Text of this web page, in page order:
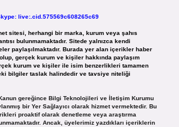
live:.cid.575569c608265c69
sitesi, herhangi bir marka, kurum veya şahıs
bulunmamaktadır. Sitede yalnızca kendi
paylaşılmaktadır. Burada yer alan içerikler haber
gerçek kurum ve kişiler hakkında paylaşım
kurum ve kişiler ile isim benzerlikleri tamamen
bilgiler taslak halindedir ve tavsiye niteliği
gereğince Bilgi Teknolojileri ve İletişim Kurumu
bir Yer Sağlayıcı olarak hizmet vermektedir. Bu
proaktif olarak denetleme veya araştırma
Ancak, üyelerimiz yazdıkları içeriklerin